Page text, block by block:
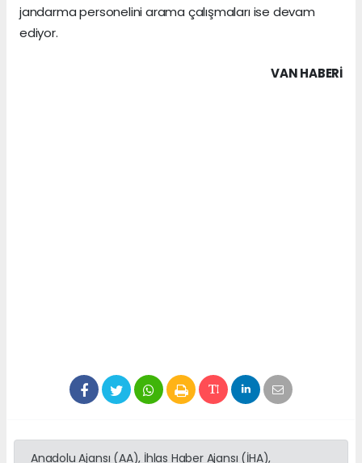
jandarma personelini arama çalışmaları ise devam
ediyor.
VAN HABERİ
Anadolu Ajansı (AA), İhlas Haber Ajansı (İHA),